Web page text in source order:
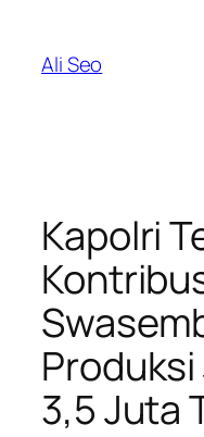
content
Ali Seo
Kapolri
3,5 Juta